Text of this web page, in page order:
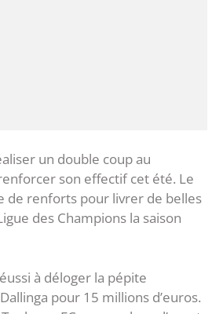
un double coup au
son effectif cet été. Le
de renforts pour livrer de belles
des Champions la saison
à déloger la pépite
pour 15 millions d’euros.